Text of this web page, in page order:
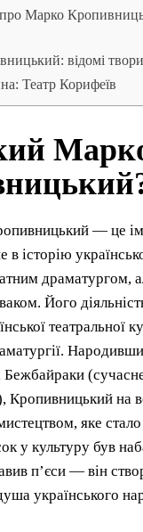
Марко
відомі твори
Театр Корифеїв
— це
в історію
драматургом,
Його
театральної
Бежбайраки
Кропивницький на
яке
у культуру був
п’єси — він
українського